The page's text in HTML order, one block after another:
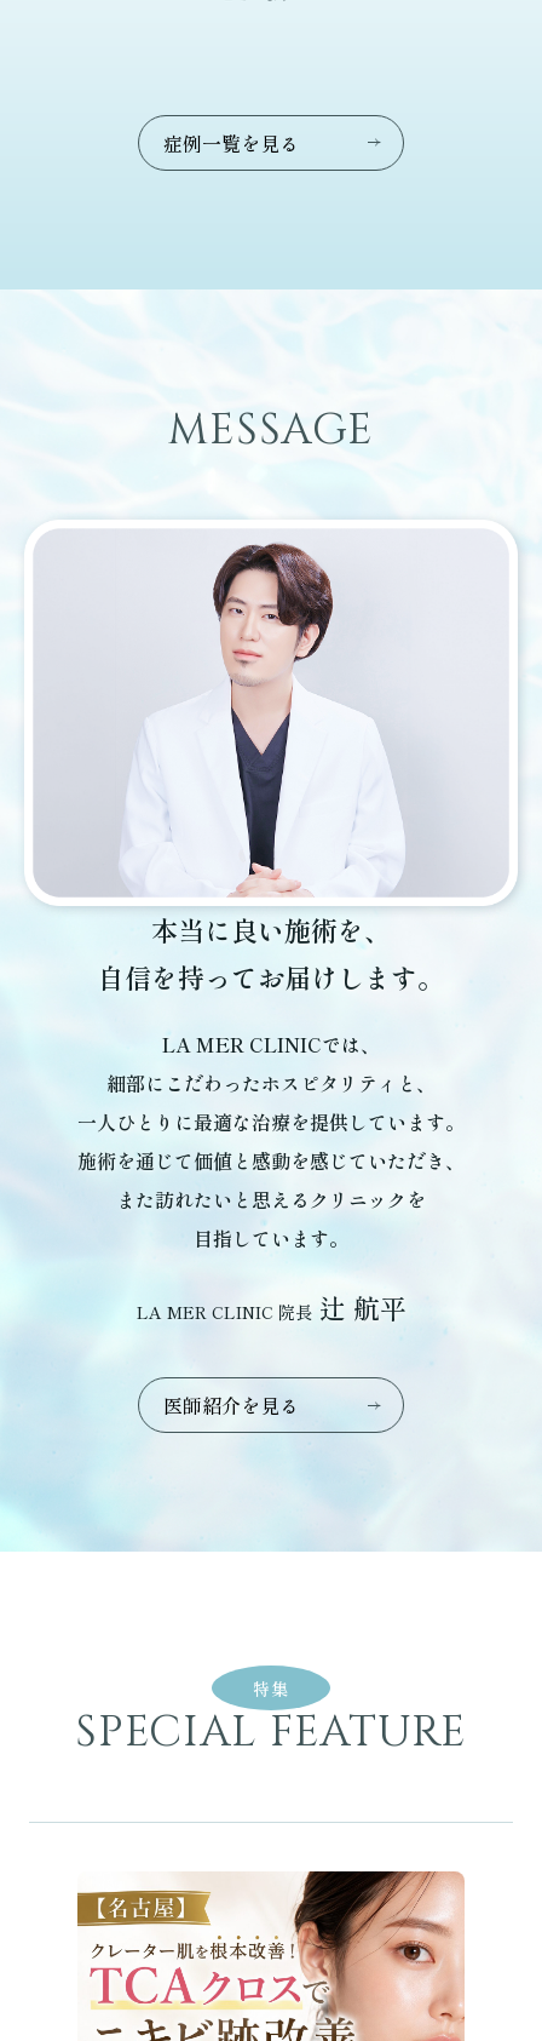
症例一覧を 見る
MESSAGE
本当に良い施術を、
自信を持ってお届けします。
LA MER CLINICでは、
細部にこだわったホスピタリティと、
一人ひとりに最適な治療を提供しています。
施術を通じて価値と感動を感じていただき、
また訪れたいと思えるクリニックを
目指しています。
LA MER CLINIC 院長辻 航平
医師紹介を 見る
特集
SPECIAL FEATURE